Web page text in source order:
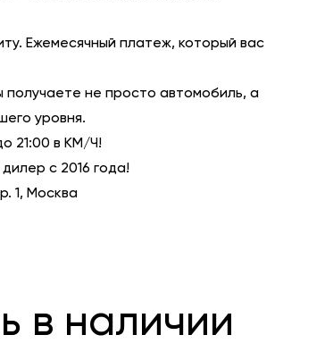
Ежемесячный платеж, который вас
не просто автомобиль, а
уровня.
21:00 в КМ/Ч!
с 2016 года!
1, Москва
в наличии